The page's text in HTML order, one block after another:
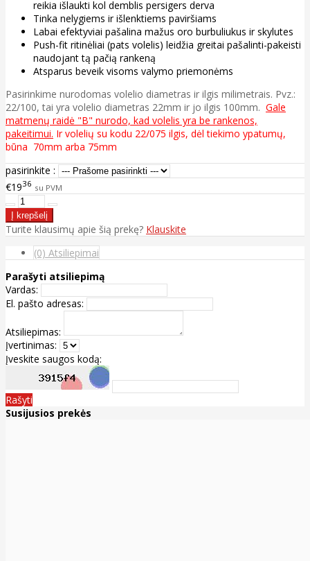
reikia išlaukti kol demblis persigers derva
Tinka nelygiems ir išlenktiems paviršiams
Labai efektyviai pašalina mažus oro burbuliukus ir skylutes
Push-fit ritinėliai (pats volelis) leidžia greitai pašalinti-pakeisti
naudojant tą pačią rankeną
Atsparus beveik visoms valymo priemonėms
Pasirinkime nurodomas volelio diametras ir ilgis milimetrais. Pvz.:
22/100, tai yra volelio diametras 22mm ir jo ilgis 100mm. Gale
matmenų raidė "B" nurodo, kad volelis yra be rankenos,
pakeitimui. Ir volelių su kodu 22/075 ilgis, dėl tiekimo ypatumų,
būna 70mm arba 75mm
pasirinkite :
€1936 su PVM
Turite klausimų apie šią prekę? Klauskite
(0) Atsiliepimai
Parašyti atsiliepimą
Vardas:
El. pašto adresas:
Atsiliepimas:
Įvertinimas:
Įveskite saugos kodą:
Rašyti
Susijusios prekės